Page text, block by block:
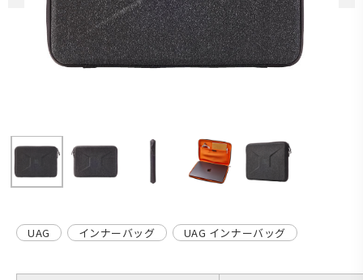
UAG インナーバッグ UAG インナーバッグ